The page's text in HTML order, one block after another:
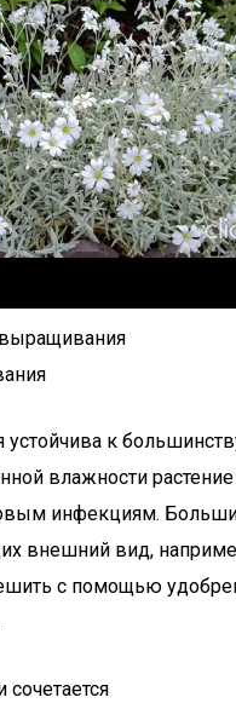
устойчива к
влажности
инфекциям.
внешний вид,
с помощью